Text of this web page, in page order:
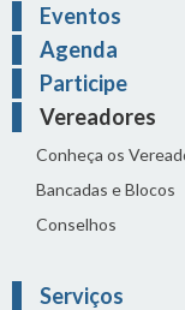
Eventos
Agenda
Participe
Vereadores
Conheça os
Bancadas e Blocos
Conselhos
Serviços